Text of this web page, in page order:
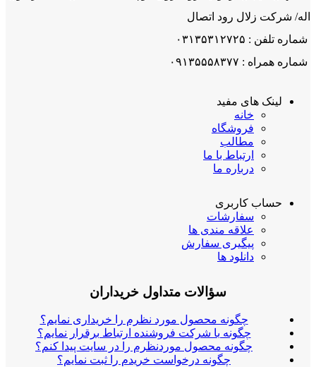
اله/ شرکت زلال رود اتصال
شماره تلفن : ۰۳۱۳۵۳۱۲۷۲۵
شماره همراه : ۰۹۱۳۵۵۵۸۳۷۷
لینک های مفید
خانه
فروشگاه
مطالب
ارتباط با ما
درباره ما
حساب کاربری
سفارشات
علاقه مندی ها
پیگیری سفارش
دانلود ها
سؤالات متداول خریداران
چگونه محصول مورد نظرم را خریداری نمایم؟
چگونه با شرکت فروشنده ارتباط برقرار نمایم؟
چگونه محصول موردنظرم را در سایت پیدا کنم؟
چگونه درخواست خریدم را ثبت نمایم؟